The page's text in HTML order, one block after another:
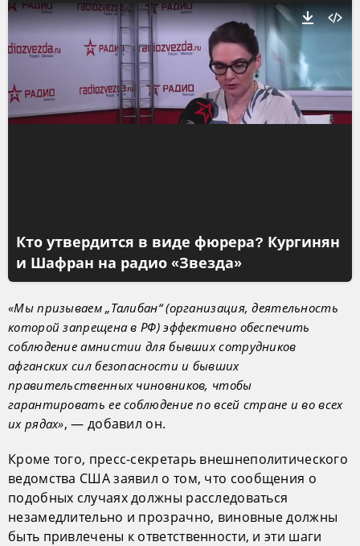
Кто утвердится в виде фюрера? Кургинян
и Шафран на радио «Звезда»
«Мы призываем „Талибан“ (организация, деятельность
которой запрещена в РФ) эффективно обеспечить
соблюдение амнистии для бывших сотрудников
афганских сил безопасности и бывших
правительственных чиновников, чтобы
гарантировать ее соблюдение по всей стране и во всех
их рядах», — добавил он.
Кроме того, пресс-секретарь внешнеполитического
ведомства США заявил о том, что сообщения о
подобных случаях должны расследоваться
незамедлительно и прозрачно, виновные должны
быть привлечены к ответственности, и эти шаги